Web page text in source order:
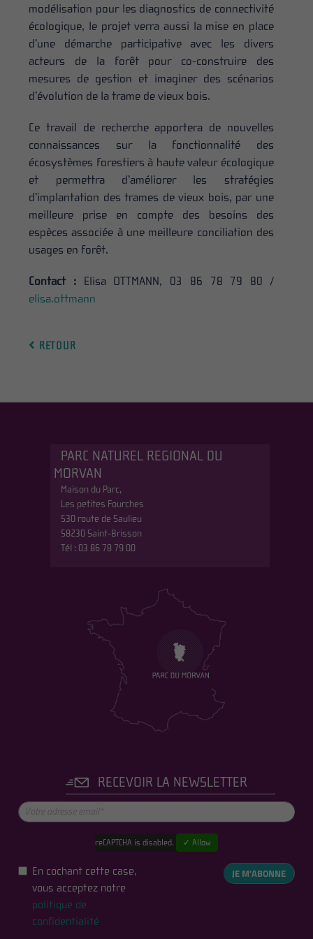
modélisation pour les diagnostics de connectivité
écologique, le projet verra aussi la mise en place
d’une démarche participative avec les divers
acteurs de la forêt pour co-construire des
mesures de gestion et imaginer des scénarios
d’évolution de la trame de vieux bois.
Ce travail de recherche apportera de nouvelles
connaissances sur la fonctionnalité des
écosystèmes forestiers à haute valeur écologique
et permettra d’améliorer les stratégies
d’implantation des trames de vieux bois, par une
meilleure prise en compte des besoins des
espèces associée à une meilleure conciliation des
usages en forêt.
Contact :Elisa OTTMANN, 03 86 78 79 80 /
elisa.ottmann
RETOUR
PARC NATUREL REGIONAL DU
MORVAN
Maison du Parc,
Les petites Fourches
530 route de Saulieu
58230 Saint-Brisson
Tél : 03 86 78 79 00
RECEVOIR LA NEWSLETTER
reCAPTCHA is disabled. ✓ Allow
En cochant cette case,
vous acceptez notre
politique de
confidentialité
JE M'ABONNE